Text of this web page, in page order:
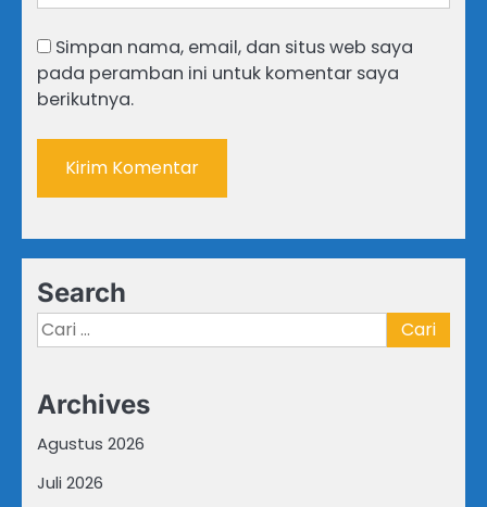
Simpan nama, email, dan situs web saya
pada peramban ini untuk komentar saya
berikutnya.
Search
Cari
untuk:
Archives
Agustus 2026
Juli 2026